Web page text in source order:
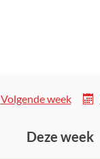
Volgende week
Deze week